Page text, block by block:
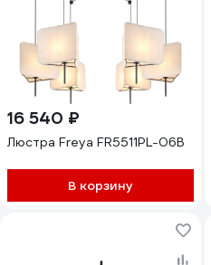
16 540 ₽
Люстра Freya FR5511PL-06B
В корзину